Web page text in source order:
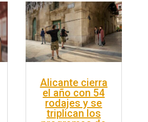
Alicante cierra
el año con 54
rodajes y se
triplican los